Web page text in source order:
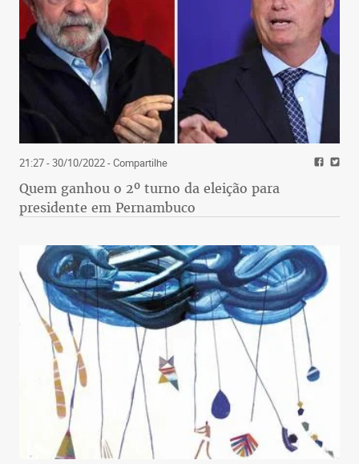
21:27 - 30/10/2022- Compartilhe
Quem ganhou o 2º turno da eleição para
presidente em Pernambuco